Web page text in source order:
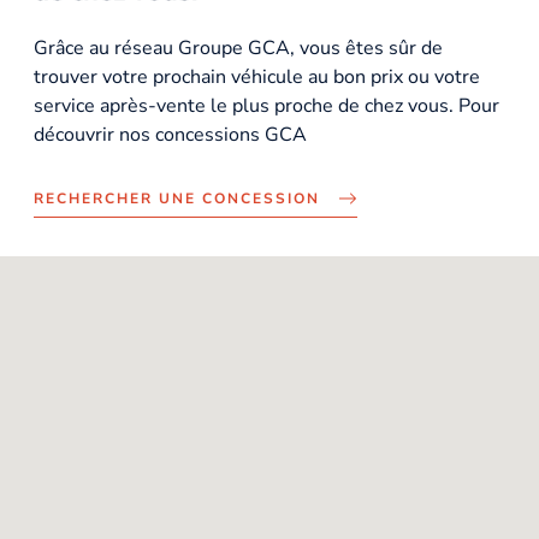
Grâce au réseau Groupe GCA, vous êtes sûr de
trouver votre prochain véhicule au bon prix ou votre
service après-vente le plus proche de chez vous. Pour
découvrir nos concessions GCA
RECHERCHER UNE CONCESSION